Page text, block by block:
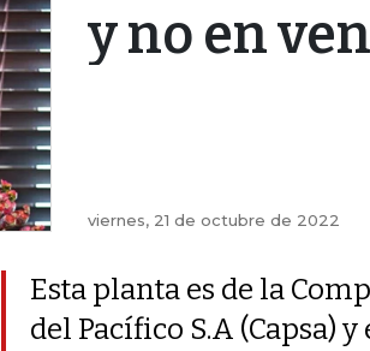
y no en
viernes, 21 de octubre de 2022
Esta planta es de la
del Pacífico S.A (Capsa)